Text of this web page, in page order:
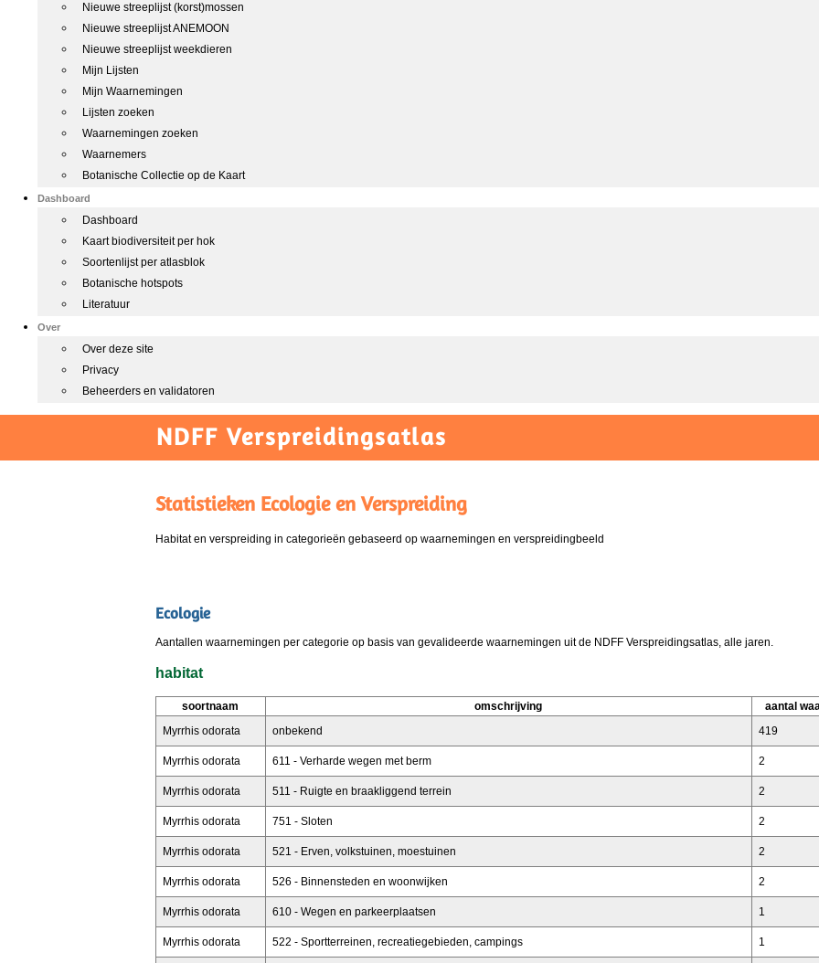
Nieuwe streeplijst (korst)mossen
Nieuwe streeplijst ANEMOON
Nieuwe streeplijst weekdieren
Mijn Lijsten
Mijn Waarnemingen
Lijsten zoeken
Waarnemingen zoeken
Waarnemers
Botanische Collectie op de Kaart
Dashboard
Dashboard
Kaart biodiversiteit per hok
Soortenlijst per atlasblok
Botanische hotspots
Literatuur
Over
Over deze site
Privacy
Beheerders en validatoren
NDFF Verspreidingsatlas
Statistieken Ecologie en Verspreiding
Habitat en verspreiding in categorieën gebaseerd op waarnemingen en verspreidingbeeld
Ecologie
Aantallen waarnemingen per categorie op basis van gevalideerde waarnemingen uit de NDFF Verspreidingsatlas, alle jaren.
habitat
soortnaam omschrijving
aantal
Myrrhis odorata
onbekend 419
Myrrhis odorata 611 - Verharde wegen met berm 2
Myrrhis odorata 511 - Ruigte en braakliggend terrein 2
Myrrhis odorata 751 - Sloten 2
Myrrhis odorata 521 - Erven, volkstuinen, moestuinen 2
Myrrhis odorata 526 - Binnensteden en woonwijken 2
Myrrhis odorata 610 - Wegen en parkeerplaatsen 1
Myrrhis odorata 522 - Sportterreinen, recreatiegebieden, campings 1